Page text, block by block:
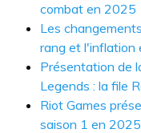
combat en 2025
Les
rang et l'inflation
Présentation de
Legends : la file
Riot Games
saison 1 en 2025